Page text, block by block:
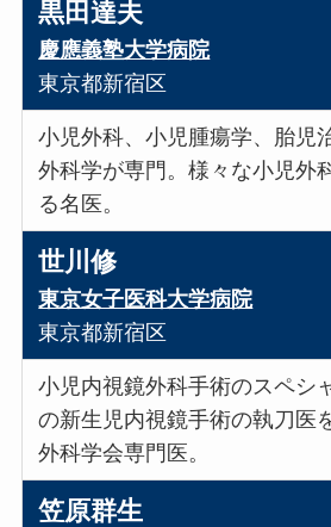
黒田達夫
慶應義塾大学病院
東京都新宿区
小児外科、小児腫瘍学、胎児
外科学が専門。様々な小児外
る名医。
世川修
東京女子医科大学病院
東京都新宿区
小児内視鏡外科手術のスペシ
の新生児内視鏡手術の執刀医
外科学会専門医。
笠原群生